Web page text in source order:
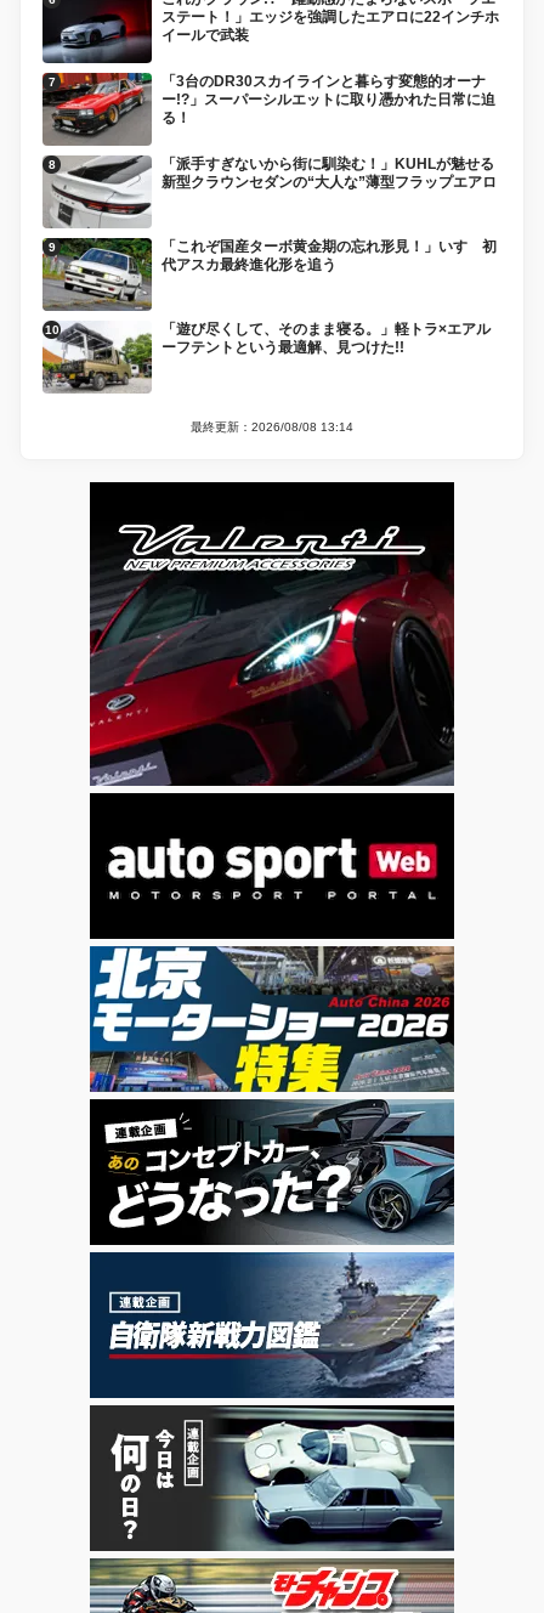
ステート！」エッジを強調したエアロに22インチホ
イールで武装
「3台のDR30スカイラインと暮らす変態的オーナ
ー!?」スーパーシルエットに取り憑かれた日常に迫
る！
「派手すぎないから街に馴染む！」KUHLが魅せる
新型クラウンセダンの“大人な”薄型フラップエアロ
「これぞ国産ターボ黄金期の忘れ形見！」いすゞ初
代アスカ最終進化形を追う
「遊び尽くして、そのまま寝る。」軽トラ×エアル
ーフテントという最適解、見つけた!!
最終更新：2026/08/08 13:14